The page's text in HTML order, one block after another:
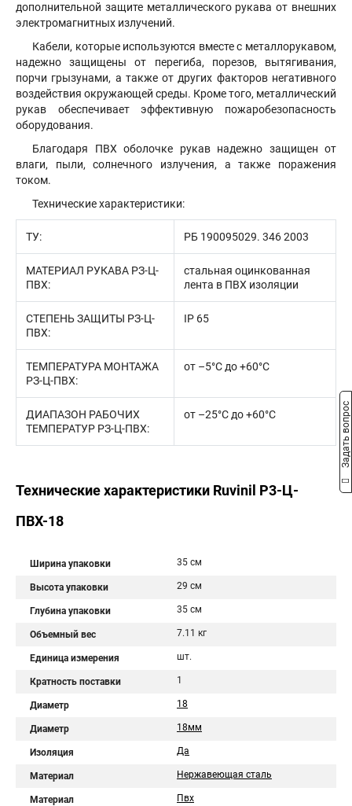
дополнительной защите металлического рукава от внешних
электромагнитных излучений.
Кабели, которые используются вместе с металлорукавом,
надежно защищены от перегиба, порезов, вытягивания,
порчи грызунами, а также от других факторов негативного
воздействия окружающей среды. Кроме того, металлический
рукав обеспечивает эффективную пожаробезопасность
оборудования.
Благодаря ПВХ оболочке рукав надежно защищен от
влаги, пыли, солнечного излучения, а также поражения
током.
Технические характеристики:
ТУ: РБ 190095029. 346 2003
МАТЕРИАЛ РУКАВА РЗ-Ц-
ПВХ:
стальная оцинкованная
лента в ПВХ изоляции
СТЕПЕНЬ ЗАЩИТЫ РЗ-Ц-
ПВХ:
IP 65
ТЕМПЕРАТУРА МОНТАЖА
РЗ-Ц-ПВХ:
от –5°С до +60°С
ДИАПАЗОН РАБОЧИХ
ТЕМПЕРАТУР РЗ-Ц-ПВХ:
от –25°С до +60°С
Технические характеристики Ruvinil Р3-Ц-
ПВХ-18
Ширина упаковки 35 см
Высота упаковки 29 см
Глубина упаковки 35 см
Объемный вес 7.11 кг
Единица измерения шт.
Кратность поставки 1
Диаметр 18
Диаметр 18мм
Изоляция Да
Материал Нержавеющая сталь
Материал Пвх
Задать вопрос